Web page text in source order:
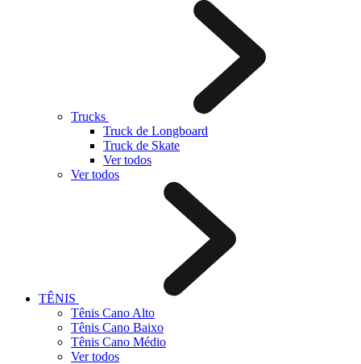
Trucks
Truck de Longboard
Truck de Skate
Ver todos
Ver todos
TÊNIS
Tênis Cano Alto
Tênis Cano Baixo
Tênis Cano Médio
Ver todos